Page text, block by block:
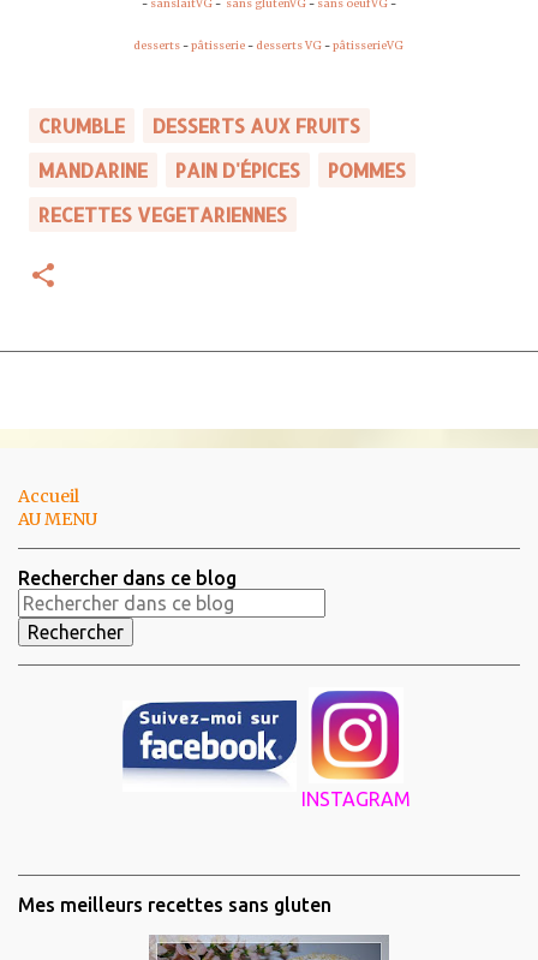
- sanslaitVG- sans glutenVG- sans oeufVG-
desserts-pâtisserie- desserts VG-pâtisserieVG
CRUMBLE
DESSERTS AUX FRUITS
MANDARINE
PAIN D'ÉPICES
POMMES
RECETTES VEGETARIENNES
Accueil
AU MENU
Rechercher dans ce blog
INSTAGRAM
Mes meilleurs recettes sans gluten